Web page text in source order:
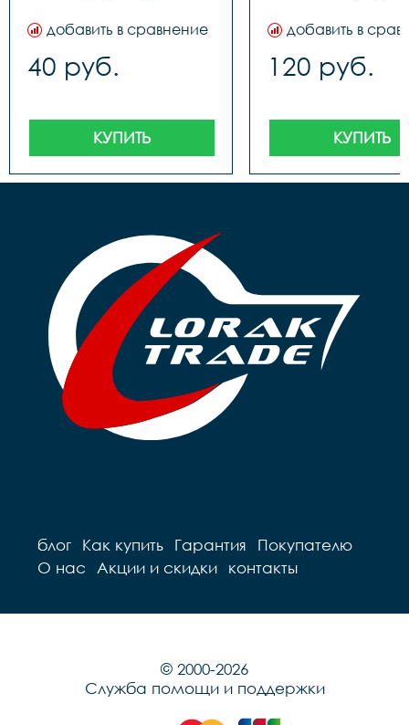
добавить в сравнение
40 руб.
КУПИТЬ
добавить в
120 руб.
КУПИТЬ
блог Как купить Гарантия
Покупателю
О нас
Акции и скидки контакты
© 2000-2026
Служба помощи и поддержки